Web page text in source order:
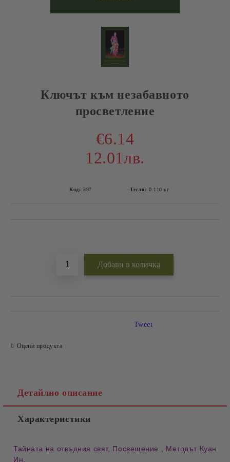
Ключът към незабавното
просветление
€6.14
12.01лв.
Код: 397 Тегло: 0.110 кг
Оцени продукта
Tweet
Детайлно описание
Характеристики
Тайната на отвъдния свят, Посвещение , Методът Куан
Ин.